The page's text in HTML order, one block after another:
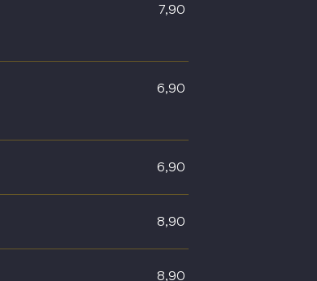
7,90
6,90
6,90
8,90
8,90